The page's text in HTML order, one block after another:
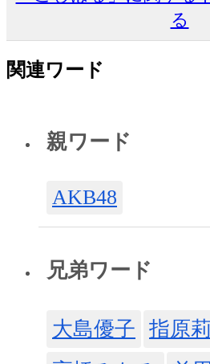
る
関連ワード
親ワード
AKB48
兄弟ワード
大島優子 指原